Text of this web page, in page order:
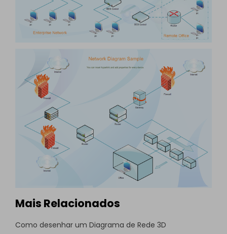
Mais Relacionados
Como desenhar um Diagrama de Rede 3D